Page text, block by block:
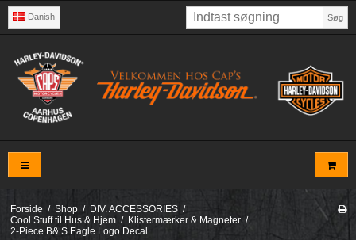
Danish Søg
Forside / Shop / DIV. ACCESSORIES /
Cool Stuff til Hus & Hjem / Klistermærker & Magneter /
2-Piece B& S Eagle Logo Decal